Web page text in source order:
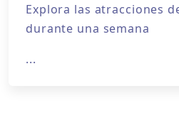
Explora las atracciones
durante una semana
...